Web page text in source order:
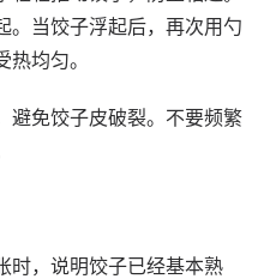
。当饺子浮起后，再次用勺
均匀。
避免饺子皮破裂。不要频繁
时，说明饺子已经基本熟